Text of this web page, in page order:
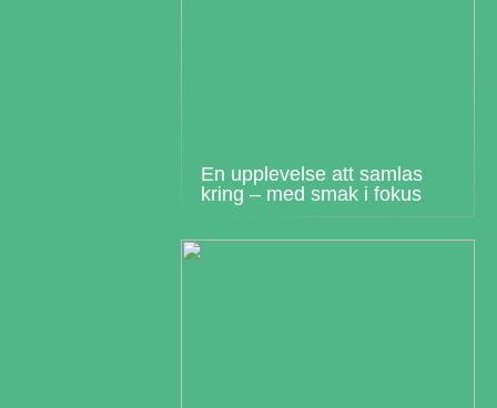
En upplevelse att samlas
kring – med smak i fokus